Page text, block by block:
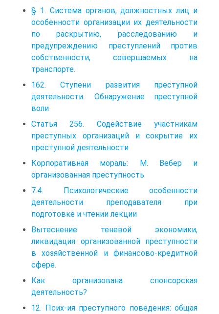
§ 1. Система органов, должностных лиц и
особенности организации их деятельности
по раскрытию, расследованию и
предупреждению преступлений против
собственности, совершаемых на
транспорте.
162. Ступени развития преступной
деятельности. Обнаружение преступной
воли
Статья 256. Содействие участникам
преступных организаций и сокрытие их
преступной деятельности
Корпоративная мораль: М. Вебер и
организованная преступность
7.4. Психологические особенности
деятельности преподавателя при
подготовке и чтении лекции
Вытеснение теневой экономики,
ликвидация организованной преступности
в хозяйственной и финансово-кредитной
сфере.
Как организована спонсорская
деятельность?
12. Псих-ия преступного поведения: общая